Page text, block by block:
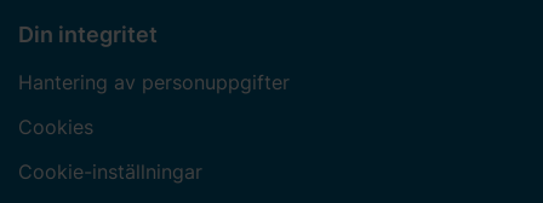
Din integritet
Hantering av personuppgifter
Cookies
Cookie-inställningar